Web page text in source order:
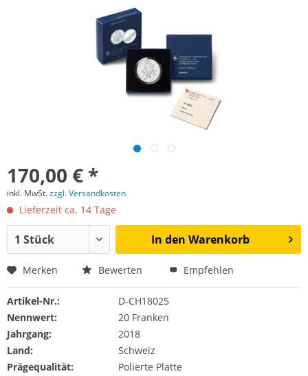
170,00 € *
inkl. MwSt.zzgl. Versandkosten
Lieferzeit ca. 14 Tage
In den Warenkorb
Merken Bewerten Empfehlen
Artikel-Nr.:
D-CH18025
Nennwert:
20 Franken
Jahrgang:
2018
Land:
Schweiz
Prägequalität:
Polierte Platte